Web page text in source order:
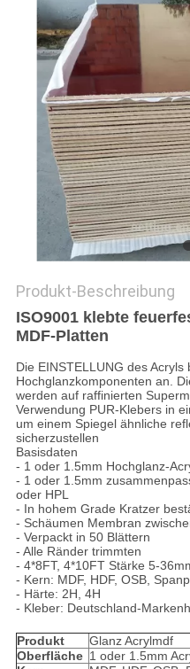
FORDERN
ZITAT
SITEMAP
PRIVACY
POLICY
Produkt-Beschreibung
ISO9001 klebte
MDF-Platten
Die EINSTELLUNG des
Hochglanzkomponenten an.
werden auf raffinierten
Verwendung PUR-Klebers in
um einem Spiegel ähnliche
sicherzustellen
Basisdaten
- 1 oder 1.5mm Hochglanz-
- 1 oder 1.5mm
oder HPL
- In hohem Grade Kratzer
- Schäumen Membran
- Verpackt in 50 Blättern
- Alle Ränder trimmten
- 4*8FT, 4*10FT Stärke 5-
- Kern: MDF, HDF, OSB,
- Härte: 2H, 4H
- Kleber: Deutschland-
Produkt Glanz Acrylmdf
Oberfläche 1 oder 1.5mm